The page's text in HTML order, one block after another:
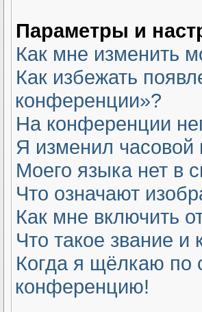
Параметры и
Как мне изменить
Как избежать
конференции»?
На конференции
Я изменил часовой
Моего языка нет в
Что означают
Как мне включить
Что такое звание и
Когда я щёлкаю по
конференцию!